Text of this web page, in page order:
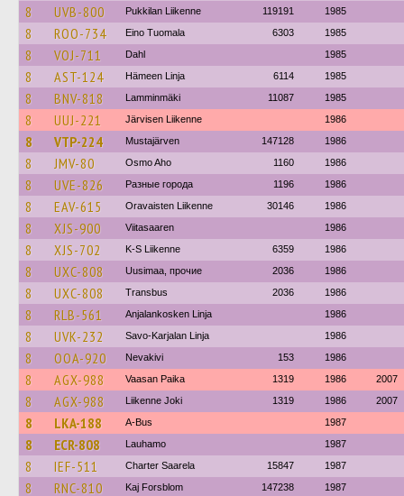
8 UVB-800 Pukkilan Liikenne 119191 1985
8 ROO-734 Eino Tuomala 6303 1985
8 VOJ-711 Dahl 1985
8 AST-124 Hämeen Linja 6114 1985
8 BNV-818 Lamminmäki 11087 1985
8 UUJ-221 Järvisen Liikenne 1986
8 VTP-224 Mustajärven 147128 1986
8 JMV-80 Osmo Aho 1160 1986
8 UVE-826 Разные города 1196 1986
8 EAV-615 Oravaisten Liikenne 30146 1986
8 XJS-900 Viitasaaren 1986
8 XJS-702 K-S Liikenne 6359 1986
8 UXC-808 Uusimaa, прочие 2036 1986
8 UXC-808 Transbus 2036 1986
8 RLB-561 Anjalankosken Linja 1986
8 UVK-232 Savo-Karjalan Linja 1986
8 OOA-920 Nevakivi 153 1986
8 AGX-988 Vaasan Paika 1319 1986 2007
8 AGX-988 Liikenne Joki 1319 1986 2007
8 LKA-188 A-Bus 1987
8 ECR-808 Lauhamo 1987
8 IEF-511 Charter Saarela 15847 1987
8 RNC-810 Kaj Forsblom 147238 1987